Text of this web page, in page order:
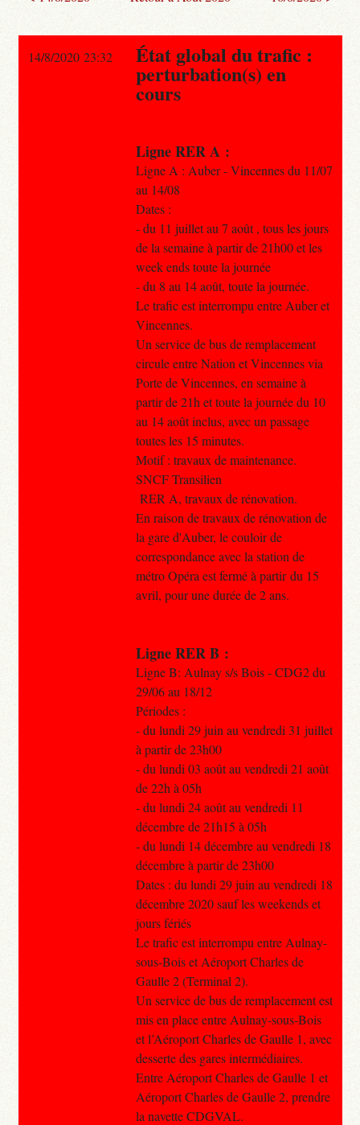
14/8/2020 23:32 État global du trafic :
perturbation(s) en
cours
Ligne RER A :
Ligne A : Auber - Vincennes du 11/07
au 14/08
Dates :
- du 11 juillet au 7 août , tous les jours
de la semaine à partir de 21h00 et les
week ends toute la journée
- du 8 au 14 août, toute la journée.
Le trafic est interrompu entre Auber et
Vincennes.
Un service de bus de remplacement
circule entre Nation et Vincennes via
Porte de Vincennes, en semaine à
partir de 21h et toute la journée du 10
au 14 août inclus, avec un passage
toutes les 15 minutes.
Motif : travaux de maintenance.
SNCF Transilien
RER A, travaux de rénovation.
En raison de travaux de rénovation de
la gare d'Auber, le couloir de
correspondance avec la station de
métro Opéra est fermé à partir du 15
avril, pour une durée de 2 ans.
Ligne RER B :
Ligne B: Aulnay s/s Bois - CDG2 du
29/06 au 18/12
Périodes :
- du lundi 29 juin au vendredi 31 juillet
à partir de 23h00
- du lundi 03 août au vendredi 21 août
de 22h à 05h
- du lundi 24 août au vendredi 11
décembre de 21h15 à 05h
- du lundi 14 décembre au vendredi 18
décembre à partir de 23h00
Dates : du lundi 29 juin au vendredi 18
décembre 2020 sauf les weekends et
jours fériés
Le trafic est interrompu entre Aulnay-
sous-Bois et Aéroport Charles de
Gaulle 2 (Terminal 2).
Un service de bus de remplacement est
mis en place entre Aulnay-sous-Bois
et l’Aéroport Charles de Gaulle 1, avec
desserte des gares intermédiaires.
Entre Aéroport Charles de Gaulle 1 et
Aéroport Charles de Gaulle 2, prendre
la navette CDGVAL.